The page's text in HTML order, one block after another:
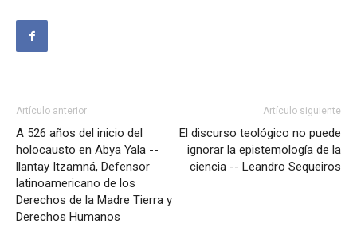
Artículo anterior
A 526 años del inicio del
holocausto en Abya Yala --
llantay Itzamná, Defensor
latinoamericano de los
Derechos de la Madre Tierra y
Derechos Humanos
Artículo siguiente
El discurso teológico no puede
ignorar la epistemología de la
ciencia -- Leandro Sequeiros